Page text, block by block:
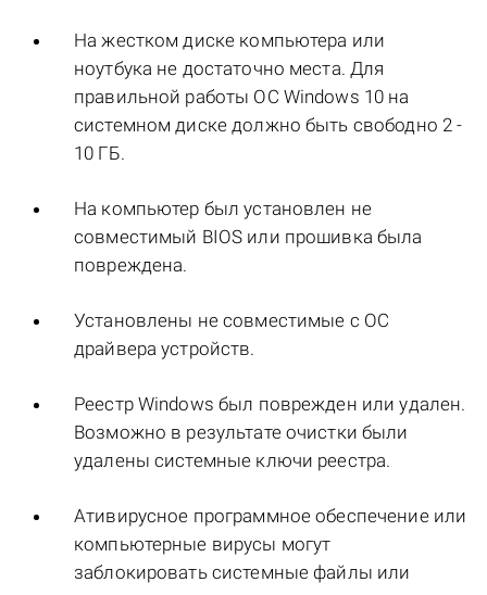
На жестком диске компьютера или
ноутбука не достаточно места. Для
правильной работы ОС Windows 10 на
системном диске должно быть свободно 2 -
10 ГБ.
На компьютер был установлен не
совместимый BIOS или прошивка была
повреждена.
Установлены не совместимые с ОС
драйвера устройств.
Реестр Windows был поврежден или удален.
Возможно в результате очистки были
удалены системные ключи реестра.
Ативирусное программное обеспечение или
компьютерные вирусы могут
заблокировать системные файлы или